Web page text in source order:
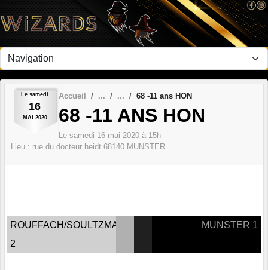
Le samedi
16
MAI 2020
Accueil 68 -11 ans HON
68 -11 ANS HON
Le samedi 16 mai 2020 à 15h
Lieu : rue du docteur heidt 68140 MUNSTER
ROUFFACH/SOULTZMATT
2
MUNSTER 1
Panneau de gestion des cookies